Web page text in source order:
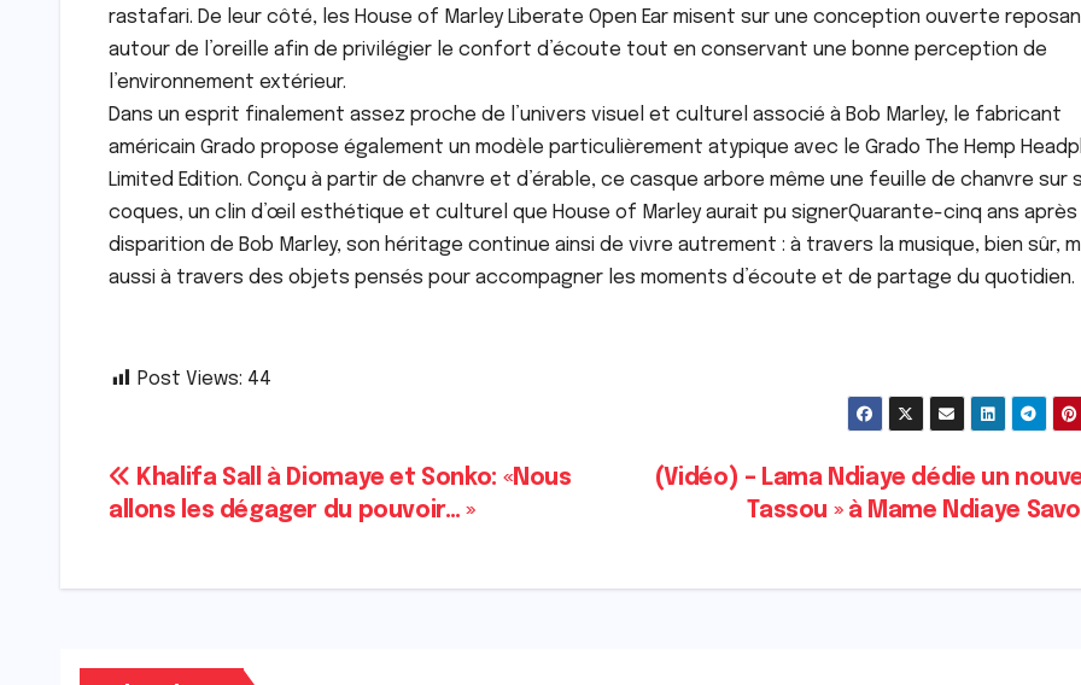
rastafari. De leur côté, les House of Marley Liberate Open Ear misent sur une conception ouverte
autour de l’oreille afin de privilégier le confort d’écoute tout en conservant une bonne perception de
l’environnement extérieur.
Dans un esprit finalement assez proche de l’univers visuel et culturel associé à Bob Marley, le fabricant
américain Grado propose également un modèle particulièrement atypique avec le Grado The Hemp
Limited Edition. Conçu à partir de chanvre et d’érable, ce casque arbore même une feuille de chanvre sur
coques, un clin d’œil esthétique et culturel que House of Marley aurait pu signerQuarante-cinq ans après
disparition de Bob Marley, son héritage continue ainsi de vivre autrement : à travers la musique, bien sûr,
aussi à travers des objets pensés pour accompagner les moments d’écoute et de partage du quotidien.
Post Views: 44
Navigation
l’article
(Vidéo) – Lama Ndiaye dédie un
Tassou » à Mame Ndiaye
Khalifa Sall à Diomaye et Sonko: «Nous
allons les dégager du pouvoir… »